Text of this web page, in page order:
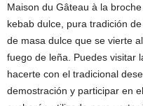
Maison du Gâteau à la
kebab dulce, pura tradición
de masa dulce que se vierte
fuego de leña. Puedes visitar
hacerte con el tradicional
demostración y participar en